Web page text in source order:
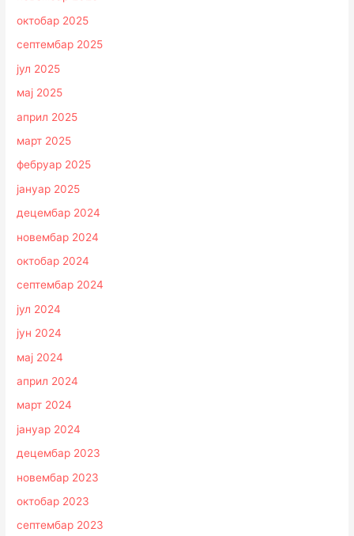
октобар 2025
септембар 2025
јул 2025
мај 2025
април 2025
март 2025
фебруар 2025
јануар 2025
децембар 2024
новембар 2024
октобар 2024
септембар 2024
јул 2024
јун 2024
мај 2024
април 2024
март 2024
јануар 2024
децембар 2023
новембар 2023
октобар 2023
септембар 2023